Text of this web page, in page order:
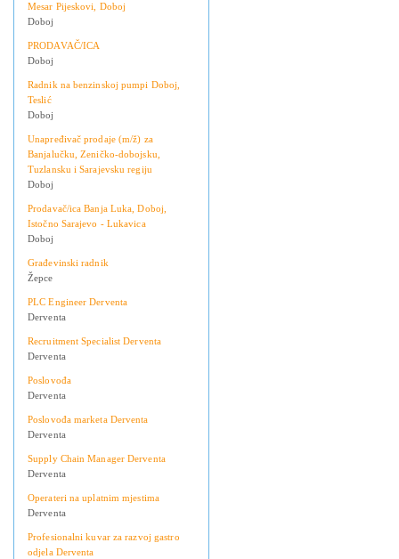
Mesar Pijeskovi, Doboj
Doboj
PRODAVAČ/ICA
Doboj
Radnik na benzinskoj pumpi Doboj,
Teslić
Doboj
Unapređivač prodaje (m/ž) za
Banjalučku, Zeničko-dobojsku,
Tuzlansku i Sarajevsku regiju
Doboj
Prodavač/ica Banja Luka, Doboj,
Istočno Sarajevo - Lukavica
Doboj
Građevinski radnik
Žepce
PLC Engineer Derventa
Derventa
Recruitment Specialist Derventa
Derventa
Poslovođa
Derventa
Poslovođa marketa Derventa
Derventa
Supply Chain Manager Derventa
Derventa
Operateri na uplatnim mjestima
Derventa
Profesionalni kuvar za razvoj gastro
odjela Derventa